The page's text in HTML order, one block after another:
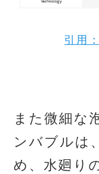
引用
また微細な
ンバブルは
め、水廻り